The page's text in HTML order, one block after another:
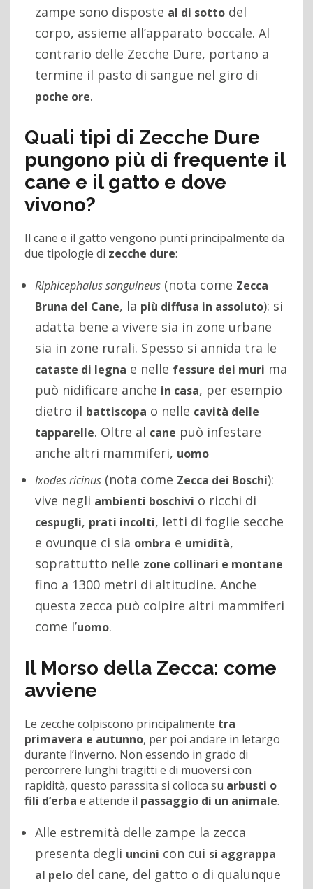
zampe sono disposte al di sotto del
corpo, assieme all’apparato boccale. Al
contrario delle Zecche Dure, portano a
termine il pasto di sangue nel giro di
poche ore.
Quali tipi di Zecche Dure
pungono più di frequente il
cane e il gatto e dove
vivono?
Il cane e il gatto vengono punti principalmente da
due tipologie di zecche dure:
Riphicephalus sanguineus (nota come Zecca
Bruna del Cane, la più diffusa in assoluto): si
adatta bene a vivere sia in zone urbane
sia in zone rurali. Spesso si annida tra le
cataste di legna e nelle fessure dei muri ma
può nidificare anche in casa, per esempio
dietro il battiscopa o nelle cavità delle
tapparelle. Oltre al cane può infestare
anche altri mammiferi, uomo
Ixodes ricinus (nota come Zecca dei Boschi):
vive negli ambienti boschivi o ricchi di
cespugli, prati incolti, letti di foglie secche
e ovunque ci sia ombra e umidità,
soprattutto nelle zone collinari e montane
fino a 1300 metri di altitudine. Anche
questa zecca può colpire altri mammiferi
come l’uomo.
Il Morso della Zecca: come
avviene
Le zecche colpiscono principalmente tra
primavera e autunno, per poi andare in letargo
durante l’inverno. Non essendo in grado di
percorrere lunghi tragitti e di muoversi con
rapidità, questo parassita si colloca su arbusti o
fili d’erba e attende il passaggio di un animale.
Alle estremità delle zampe la zecca
presenta degli uncini con cui si aggrappa
al pelo del cane, del gatto o di qualunque